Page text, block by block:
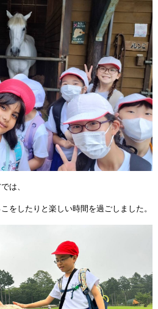
は、
をしたりと楽しい時間を過ごしました。